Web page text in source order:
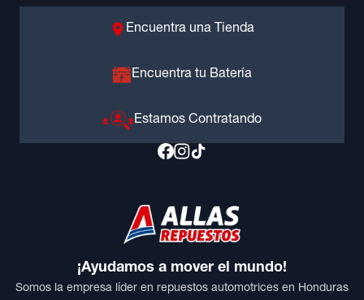
Encuentra una Tienda
Encuentra tu Batería
Estamos Contratando
¡Ayudamos a mover el mundo!
Somos la empresa líder en repuestos automotrices en Honduras